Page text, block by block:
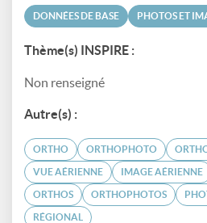
DONNÉES DE BASE PHOTOS ET
Thème(s) INSPIRE :
Non renseigné
Autre(s) :
ORTHO ORTHOPHOTO
VUE AÉRIENNE IMAGE AÉRIENNE
ORTHOS ORTHOPHOTOS
RÉGIONAL